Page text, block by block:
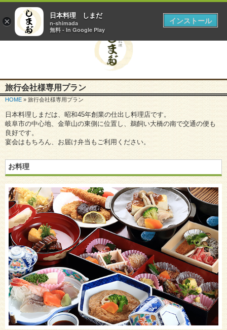
岐阜市で慶事・法事の仕出し弁当、宅配弁当なら日本料理しまだ
旅行会社様専用プラン
HOME » 旅行会社様専用プラン
日本料理しまだは、昭和45年創業の仕出し料理店です。
岐阜市の中心地、金華山の東側に位置し、鵜飼い大橋の南で交通の便も
良好です。
宴会はもちろん、お届け弁当もご利用ください。
お料理
×
日本料理 しまだ
n-shimada
無料 - In Google Play
インストール